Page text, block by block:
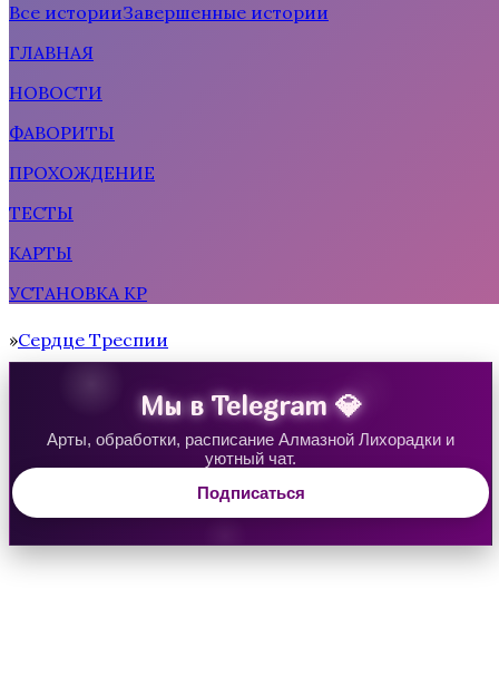
Водяная Лилия
Все историиЗавершенные истории
ГЛАВНАЯ
НОВОСТИ
ФАВОРИТЫ
ПРОХОЖДЕНИЕ
ТЕСТЫ
КАРТЫ
УСТАНОВКА КР
Home
Сердце Треспии
Мы в Telegram 💎
Арты, обработки, расписание Алмазной Лихорадки и
уютный чат.
Подписаться